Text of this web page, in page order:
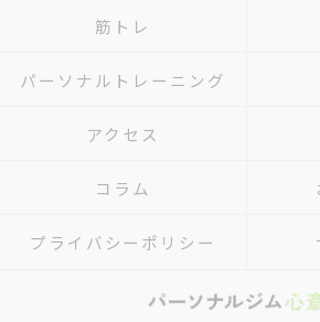
筋トレ
パーソナルトレーニング
アクセス
コラム
プライバシーポリシー